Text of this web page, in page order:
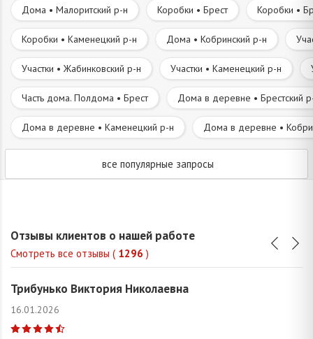
Дома • Малоритский р-н Коробки • Брест Коробки •
Коробки • Каменецкий р-н Дома • Кобринский р-н
Участки • Жабинковский р-н Участки • Каменецкий р-н
Часть дома. Полдома • Брест Дома в деревне • Брестский
Дома в деревне • Каменецкий р-н Дома в деревне •
все популярные запросы
Отзывы клиентов о нашей работе
Смотреть все отзывы ( 1296 )
Трибунько Виктория Николаевна
16.01.2026